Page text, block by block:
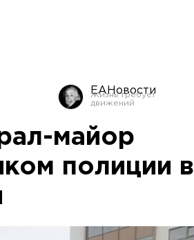
ЕАНовости
майор
полиции в